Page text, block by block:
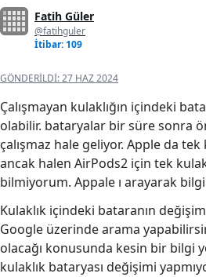
Fatih Güler
@fatihguler
İtibar: 109
GÖNDERILDI:27 HAZ 2024
Çalışmayan kulaklığın içindeki
olabilir. bataryalar bir süre sonra
çalışmaz hale geliyor. Apple da tek
ancak halen AirPods2 için tek
bilmiyorum. Appale ı arayarak
Kulaklık içindeki bataranın
Google üzerinde arama
olacağı konusunda kesin bir bilgi
kulaklık bataryası değişimi